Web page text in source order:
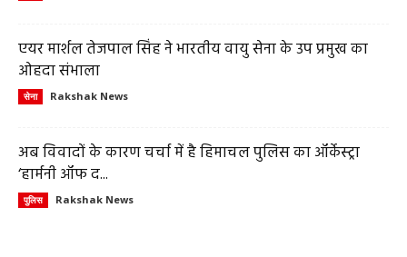
एयर मार्शल तेजपाल सिंह ने भारतीय वायु सेना के उप प्रमुख का
ओहदा संभाला
सेना Rakshak News
अब विवादों के कारण चर्चा में है हिमाचल पुलिस का ऑर्केस्ट्रा
‘हार्मनी ऑफ द...
पुलिस Rakshak News